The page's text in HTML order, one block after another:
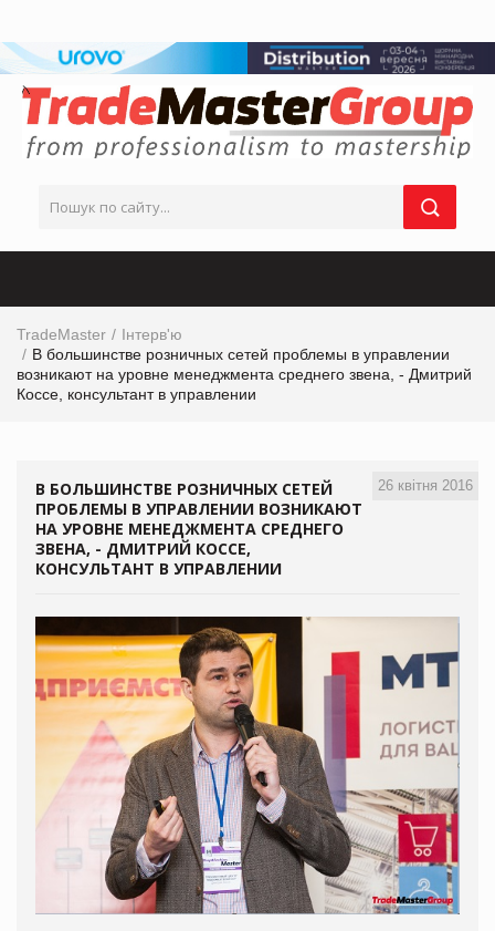
TradeMaster
Інтерв'ю
В большинстве розничных сетей проблемы в управлении
возникают на уровне менеджмента среднего звена, - Дмитрий
Коcсе, консультант в управлении
26 квітня 2016
В БОЛЬШИНСТВЕ РОЗНИЧНЫХ СЕТЕЙ
ПРОБЛЕМЫ В УПРАВЛЕНИИ ВОЗНИКАЮТ
НА УРОВНЕ МЕНЕДЖМЕНТА СРЕДНЕГО
ЗВЕНА, - ДМИТРИЙ КОCСЕ,
КОНСУЛЬТАНТ В УПРАВЛЕНИИ